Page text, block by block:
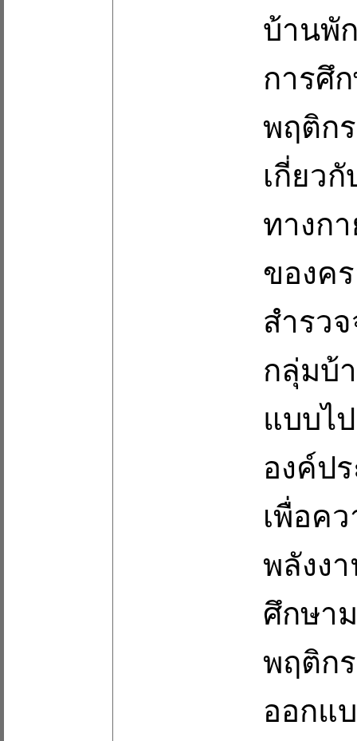
บ้านพั
การศึ
พฤติก
เกี่ยว
ทางก
ของค
สำรว
กลุ่มบ้
แบบไ
องค์ป
เพื่อค
พลังง
ศึกษา
พฤติก
ออกแ